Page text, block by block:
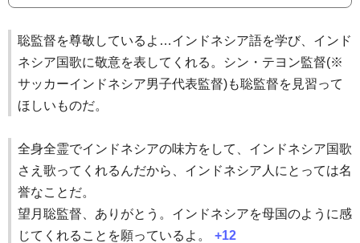
聡監督を尊敬しているよ…インドネシア語を学び、インド
ネシア国歌に敬意を表してくれる。シン・テヨン監督(※
サッカーインドネシア男子代表監督)も聡監督を見習って
ほしいものだ。
全身全霊でインドネシアの味方をして、インドネシア国歌
さえ歌ってくれるんだから、インドネシア人にとっては名
誉なことだ。
望月聡監督、ありがとう。インドネシアを母国のように感
じてくれることを願っているよ。
+12